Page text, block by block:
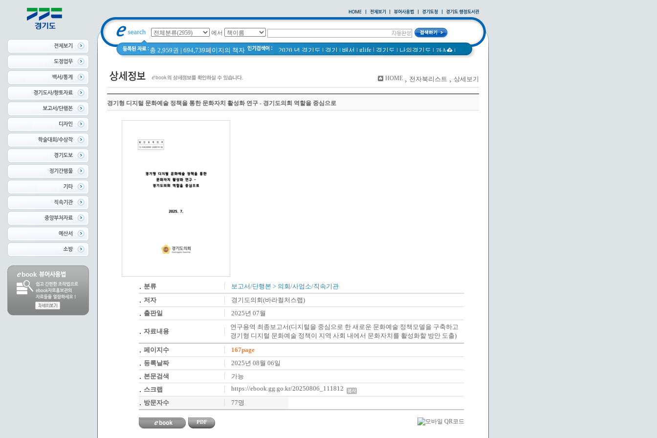
에서
총 2,959권 | 694,739페이지의 책자 2020 년 경기도 | 경기 | 배서 | glife | 경기도 | 나의경기도 | 과A� |
2021 경기도 공동주택 품질점검 사례집|통계연보|
경기도 바로알기|공동주택|
국토의 계획 및 이용에 관한 법률_질의 회신 사례집
의회소식 81호|2020|다문화가족 소식지
HOME 전자북리스트 상세보기
경기형 디지털 문화예술 정책을 통한 문화자치 활성화 연구 - 경기도의회 역할을 중심으로
분류 보고서/단행본 > 의회/사업소/직속기관
저자
경기도의회(바라컬처스랩)
출판일
2025년 07월
자료내용
연구용역 최종보고서(디지털을 중심으로 한 새로운 문화예술 정책모델을 구축하고
경기형 디지털 문화예술 정책이 지역 사회 내에서 문화자치를 활성화할 방안 도출)
페이지수
167page
등록날짜
2025년 08월 06일
본문검색
가능
스크랩
https://ebook.gg.go.kr/20250806_111812
방문자수
77명
PDF